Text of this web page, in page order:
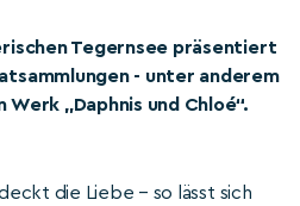
Tegernsee präsentiert
- unter anderem
„Daphnis und Chloé“.
die Liebe – so lässt sich